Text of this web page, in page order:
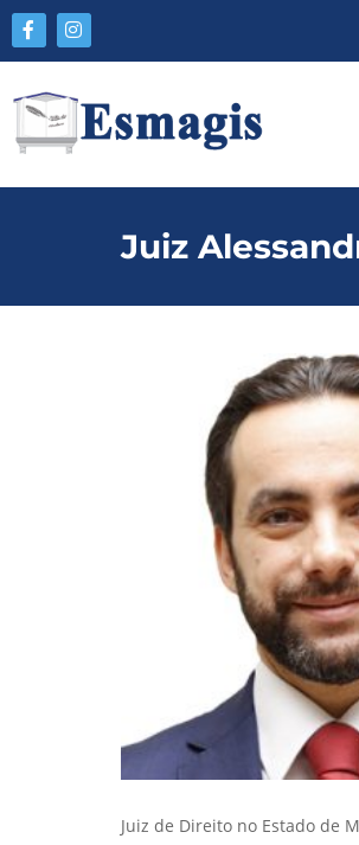
Juiz
Juiz de Direito no Estado de